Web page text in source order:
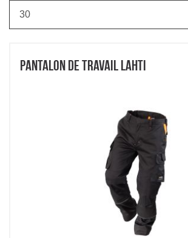
PANTALON DE TRAVAIL LAHTI